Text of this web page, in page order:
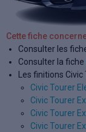
Cette fiche
Consulter les
Consulter la fiche
Les finitions Civic
Civic Tourer
Civic Tourer
Civic Tourer
Civic Tourer